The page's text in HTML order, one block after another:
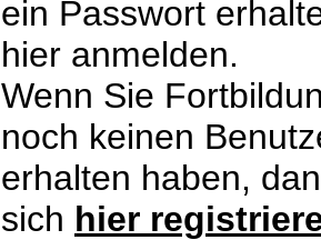
ein Passwort
hier anmelden.
Wenn Sie
noch keinen
erhalten haben,
sich hier